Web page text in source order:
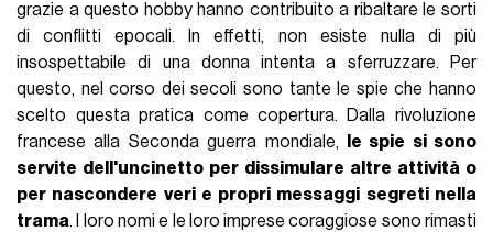
grazie a questo hobby hanno contribuito a ribaltare le sorti
di conflitti epocali. In effetti, non esiste nulla di più
insospettabile di una donna intenta a sferruzzare. Per
questo, nel corso dei secoli sono tante le spie che hanno
scelto questa pratica come copertura. Dalla rivoluzione
francese alla Seconda guerra mondiale,
le spie si sono
servite dell'uncinetto per dissimulare altre attività o
per nascondere veri e propri messaggi segreti nella
trama. I loro nomi e le loro imprese coraggiose sono rimasti